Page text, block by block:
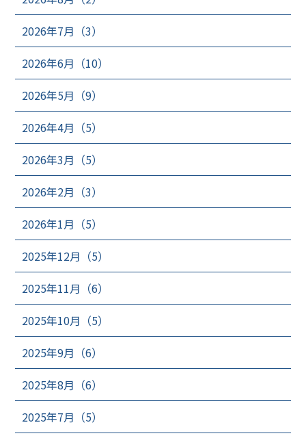
2026年7月（3）
2026年6月（10）
2026年5月（9）
2026年4月（5）
2026年3月（5）
2026年2月（3）
2026年1月（5）
2025年12月（5）
2025年11月（6）
2025年10月（5）
2025年9月（6）
2025年8月（6）
2025年7月（5）